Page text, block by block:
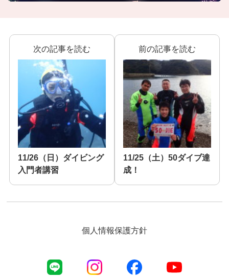
次の記事を読む
11/26（日）ダイビング
入門者講習
前の記事を読む
11/25（土）50ダイブ達
成！
個人情報保護方針